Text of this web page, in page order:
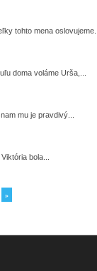
tohto mena oslovujeme...
doma voláme Urša,...
mu je pravdivý...
bola...
»